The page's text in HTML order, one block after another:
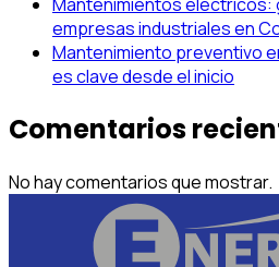
empresas industriales en
Mantenimiento preventivo
es clave desde el inicio
Comentarios
No hay comentarios que mostrar.